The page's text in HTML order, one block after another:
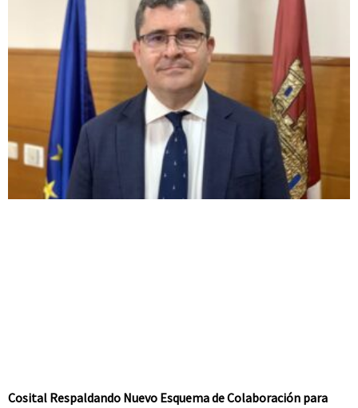
Cosital Respaldando Nuevo Esquema de Colaboración para